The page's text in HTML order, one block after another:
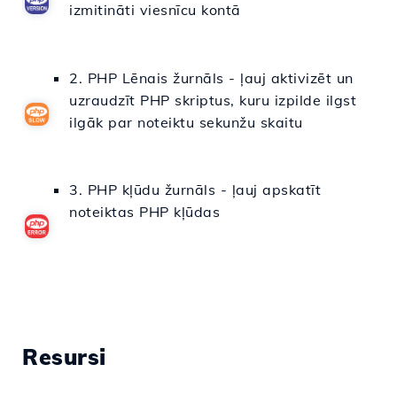
izmitināti viesnīcu kontā
2. PHP Lēnais žurnāls - ļauj aktivizēt un
uzraudzīt PHP skriptus, kuru izpilde ilgst
ilgāk par noteiktu sekunžu skaitu
3. PHP kļūdu žurnāls - ļauj apskatīt
noteiktas PHP kļūdas
Resursi